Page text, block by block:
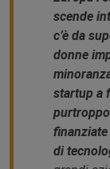
scende
c’è da
donne
startup a
di